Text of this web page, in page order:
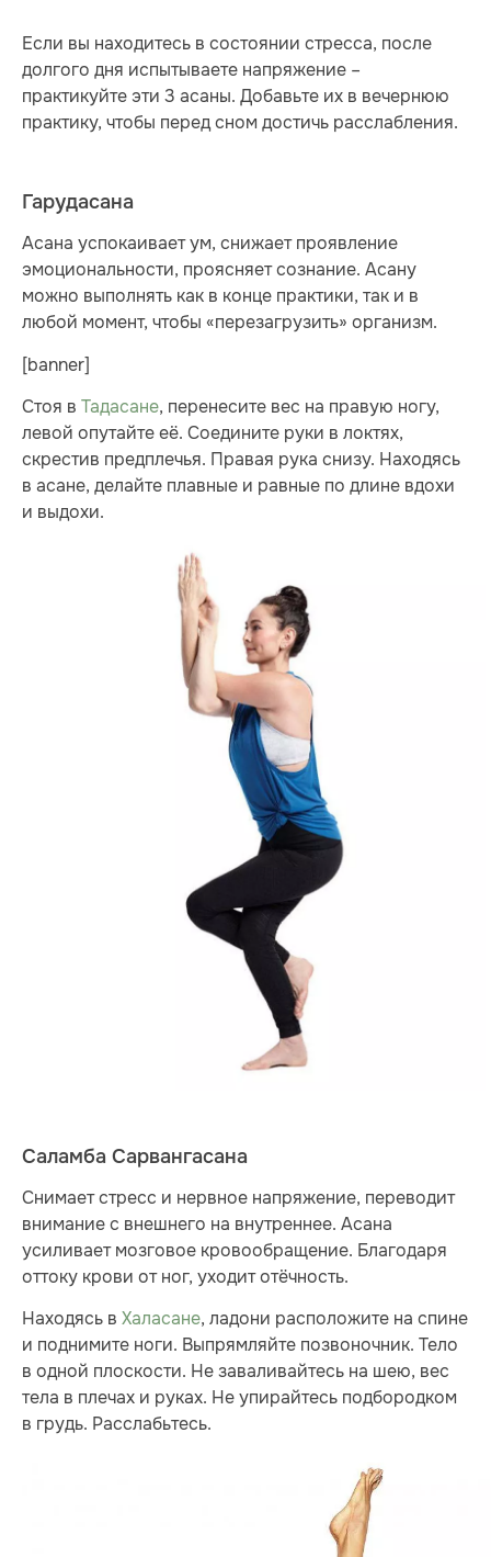
Если вы находитесь в состоянии стресса, после
долгого дня испытываете напряжение –
практикуйте эти 3 асаны. Добавьте их в вечернюю
практику, чтобы перед сном достичь расслабления.
Гарудасана
Асана успокаивает ум, снижает проявление
эмоциональности, проясняет сознание. Асану
можно выполнять как в конце практики, так и в
любой момент, чтобы «перезагрузить» организм.
[banner]
Стоя в Тадасане, перенесите вес на правую ногу,
левой опутайте её. Соедините руки в локтях,
скрестив предплечья. Правая рука снизу. Находясь
в асане, делайте плавные и равные по длине вдохи
и выдохи.
Саламба Сарвангасана
Снимает стресс и нервное напряжение, переводит
внимание с внешнего на внутреннее. Асана
усиливает мозговое кровообращение. Благодаря
оттоку крови от ног, уходит отёчность.
Находясь в Халасане, ладони расположите на спине
и поднимите ноги. Выпрямляйте позвоночник. Тело
в одной плоскости. Не заваливайтесь на шею, вес
тела в плечах и руках. Не упирайтесь подбородком
в грудь. Расслабьтесь.